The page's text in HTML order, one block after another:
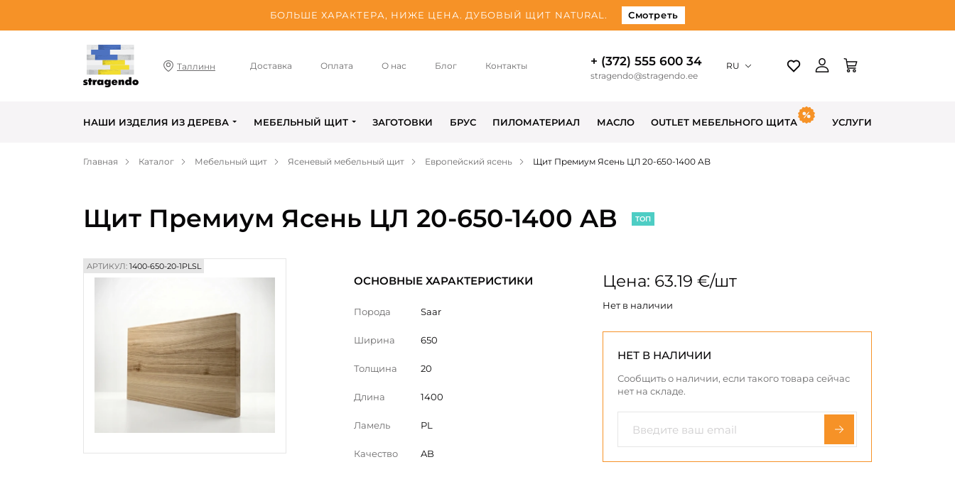
БОЛЬШЕ ХАРАКТЕРА, НИЖЕ ЦЕНА. ДУБОВЫЙ ЩИТ NATURAL. Смотреть
Таллинн Доставка Оплата О нас Блог Контакты + (372) 555 600 34
stragendo@stragendo.ee
RU
НАШИ ИЗДЕЛИЯ ИЗ ДЕРЕВА МЕБЕЛЬНЫЙ ЩИТ ЗАГОТОВКИ БРУС ПИЛОМАТЕРИАЛ МАСЛО OUTLET МЕБЕЛЬНОГО ЩИТА УСЛУГИ
Главная Каталог Мебельный щит Ясеневый мебельный щит Европейский ясень Щит Премиум Ясень ЦЛ 20-650-1400 AB
Щит Премиум Ясень ЦЛ 20-650-1400 AB ТОП
АРТИКУЛ: 1400-650-20-1PLSL
ОСНОВНЫЕ ХАРАКТЕРИСТИКИ
Порода Saar
Ширина 650
Толщина 20
Длина 1400
Ламель PL
Качество AB
Цена: 63.19 €/шт
Нет в наличии
НЕТ В НАЛИЧИИ
Сообщить о наличии, если такого товара сейчас
нет на складе.